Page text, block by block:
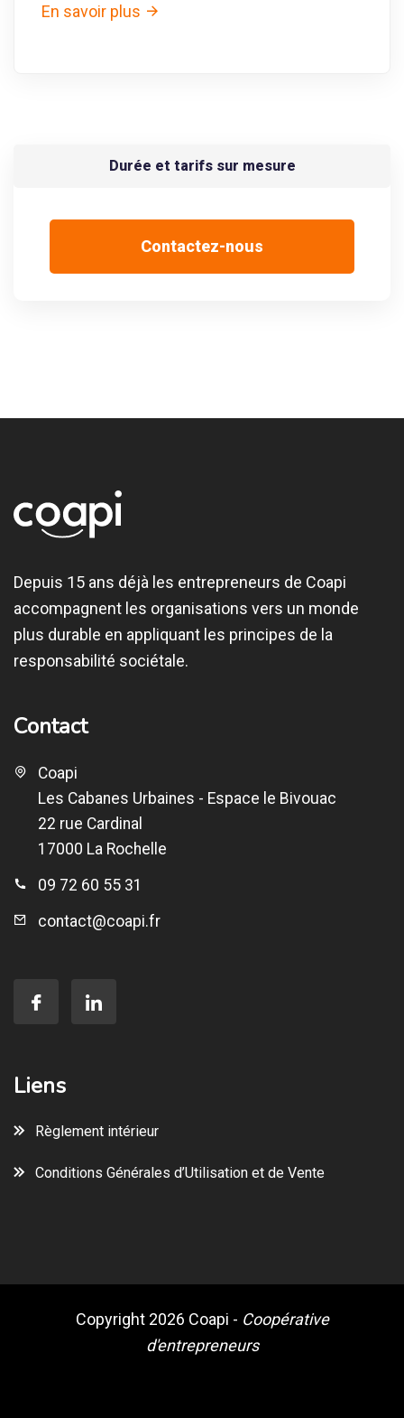
En savoir plus
Durée et tarifs sur mesure
Contactez-nous
Depuis 15 ans déjà les entrepreneurs de Coapi
accompagnent les organisations vers un monde
plus durable en appliquant les principes de la
responsabilité sociétale.
Contact
Coapi
Les Cabanes Urbaines - Espace le Bivouac
22 rue Cardinal
17000 La Rochelle
09 72 60 55 31
contact@coapi.fr
Liens
Règlement intérieur
Conditions Générales d’Utilisation et de Vente
Copyright 2026 Coapi - Coopérative
d'entrepreneurs